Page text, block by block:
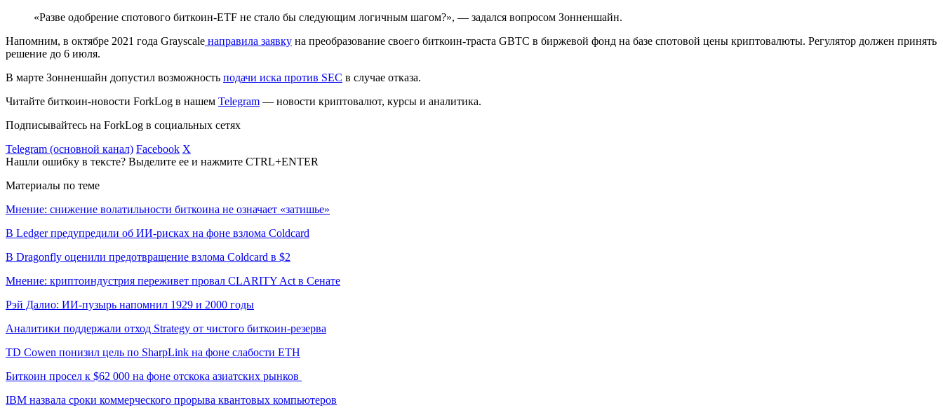
«Разве одобрение спотового биткоин-ETF не стало бы следующим логичным шагом?», — задался вопросом Зонненшайн.
Напомним, в октябре 2021 года Grayscale направила заявку на преобразование своего биткоин-траста GBTC в биржевой фонд на базе спотовой цены криптовалюты. Регулятор должен принять
решение до 6 июля.
В марте Зонненшайн допустил возможность подачи иска против SEC в случае отказа.
Читайте биткоин-новости ForkLog в нашем Telegram — новости криптовалют, курсы и аналитика.
Подписывайтесь на ForkLog в социальных сетях
Telegram (основной канал) Facebook X
Нашли ошибку в тексте? Выделите ее и нажмите CTRL+ENTER
Материалы по теме
Мнение: снижение волатильности биткоина не означает «затишье»
В Ledger предупредили об ИИ-рисках на фоне взлома Coldcard
В Dragonfly оценили предотвращение взлома Coldcard в $2
Мнение: криптоиндустрия переживет провал CLARITY Act в Сенате
Рэй Далио: ИИ-пузырь напомнил 1929 и 2000 годы
Аналитики поддержали отход Strategy от чистого биткоин-резерва
TD Cowen понизил цель по SharpLink на фоне слабости ETH
Биткоин просел к $62 000 на фоне отскока азиатских рынков
IBM назвала сроки коммерческого прорыва квантовых компьютеров